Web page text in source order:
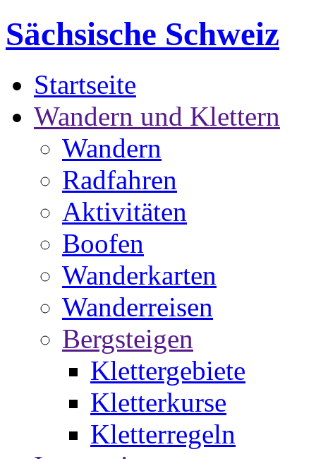
Sächsische Schweiz
Startseite
Wandern und Klettern
Wandern
Radfahren
Aktivitäten
Boofen
Wanderkarten
Wanderreisen
Bergsteigen
Klettergebiete
Kletterkurse
Kletterregeln